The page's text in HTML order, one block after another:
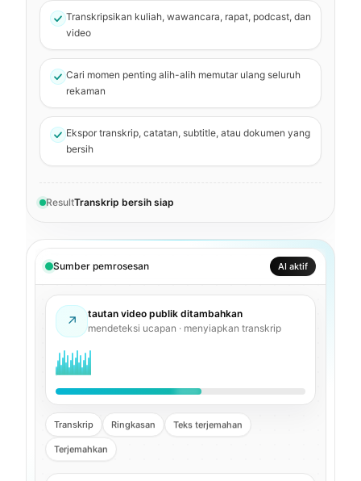
Transkripsikan kuliah, wawancara, rapat, podcast, dan
video
Cari momen penting alih-alih memutar ulang seluruh
rekaman
Ekspor transkrip, catatan, subtitle, atau dokumen yang
bersih
ResultTranskrip bersih siap
Sumber pemrosesan AI aktif
↗
tautan video publik ditambahkan
mendeteksi ucapan · menyiapkan transkrip
Transkrip Ringkasan Teks terjemahan
Terjemahkan